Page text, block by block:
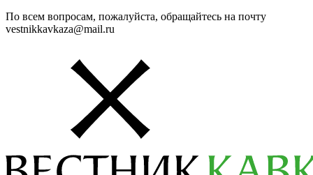
По всем вопросам, пожалуйста, обращайтесь на почту
vestnikkavkaza@mail.ru